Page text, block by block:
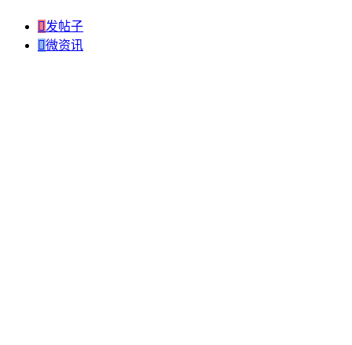
发帖子
微资讯